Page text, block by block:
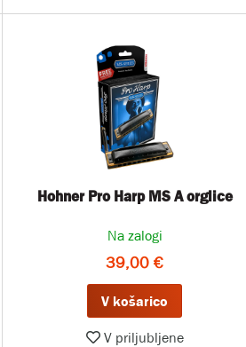
Hohner Pro Harp MS A orglice
Na zalogi
39,00 €
V košarico
V priljubljene